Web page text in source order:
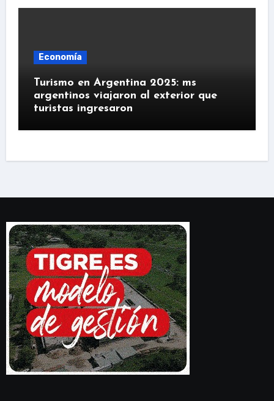
Economía
Turismo en Argentina 2025: ms
argentinos viajaron al exterior que
turistas ingresaron